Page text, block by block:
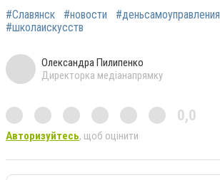
#Славянск #новости #деньсамоуправления
#школаискусств
Олександра Пилипенко
Директорка медіанапрямку
0,0
Авторизуйтесь, щоб оцінити